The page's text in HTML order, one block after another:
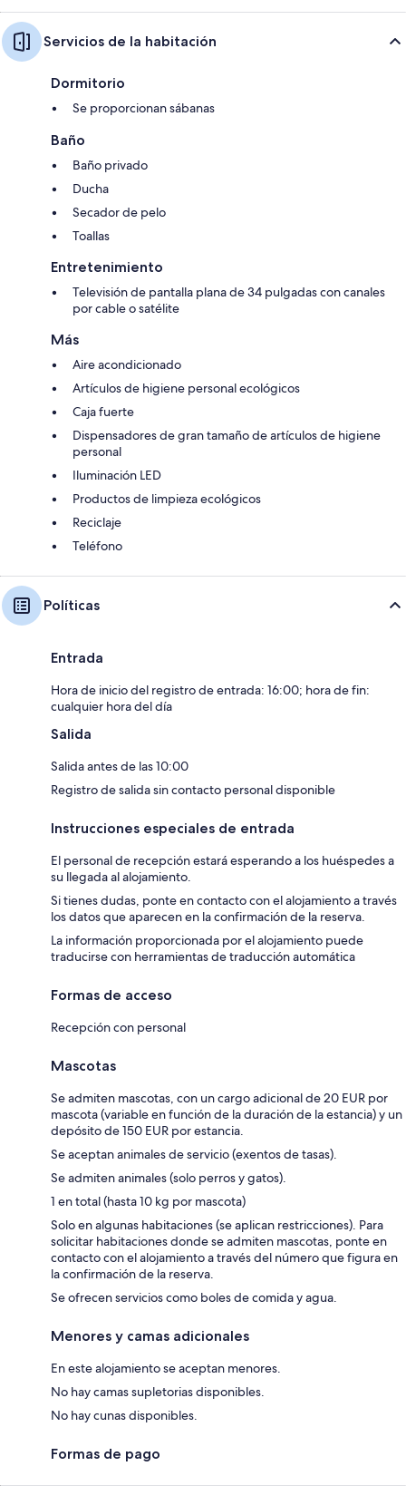
Servicios de la habitación
Dormitorio
Se proporcionan sábanas
Baño
Baño privado
Ducha
Secador de pelo
Toallas
Entretenimiento
Televisión de pantalla plana de 34 pulgadas con canales
por cable o satélite
Más
Aire acondicionado
Artículos de higiene personal ecológicos
Caja fuerte
Dispensadores de gran tamaño de artículos de higiene
personal
Iluminación LED
Productos de limpieza ecológicos
Reciclaje
Teléfono
Políticas
Entrada
Hora de inicio del registro de entrada: 16:00; hora de fin:
cualquier hora del día
Salida
Salida antes de las 10:00
Registro de salida sin contacto personal disponible
Instrucciones especiales de entrada
El personal de recepción estará esperando a los huéspedes a
su llegada al alojamiento.
Si tienes dudas, ponte en contacto con el alojamiento a través
los datos que aparecen en la confirmación de la reserva.
La información proporcionada por el alojamiento puede
traducirse con herramientas de traducción automática
Formas de acceso
Recepción con personal
Mascotas
Se admiten mascotas, con un cargo adicional de 20 EUR por
mascota (variable en función de la duración de la estancia) y un
depósito de 150 EUR por estancia.
Se aceptan animales de servicio (exentos de tasas).
Se admiten animales (solo perros y gatos).
1 en total (hasta 10 kg por mascota)
Solo en algunas habitaciones (se aplican restricciones). Para
solicitar habitaciones donde se admiten mascotas, ponte en
contacto con el alojamiento a través del número que figura en
la confirmación de la reserva.
Se ofrecen servicios como boles de comida y agua.
Menores y camas adicionales
En este alojamiento se aceptan menores.
No hay camas supletorias disponibles.
No hay cunas disponibles.
Formas de pago